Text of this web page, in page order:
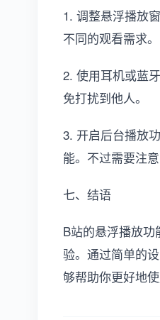
1. 调整悬浮播放
不同的观看需求。
2. 使用耳机或蓝
免打扰到他人。
3. 开启后台播放
能。不过需要注
七、结语
B站的悬浮播放
验。通过简单的
够帮助你更好地